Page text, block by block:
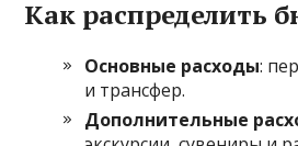
Как распределить
Основные расходы:
и трансфер.
Дополнительные